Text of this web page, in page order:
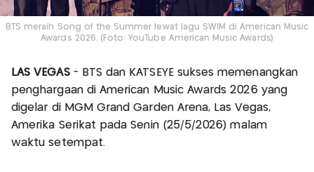
BTS meraih Song of the Summer lewat lagu SWIM di American Music
Awards 2026. (Foto: YouTube American Music Awards)
LAS VEGAS- BTS dan KATSEYE sukses memenangkan
penghargaan di American Music Awards 2026 yang
digelar di MGM Grand Garden Arena, Las Vegas,
Amerika Serikat pada Senin (25/5/2026) malam
waktu setempat.